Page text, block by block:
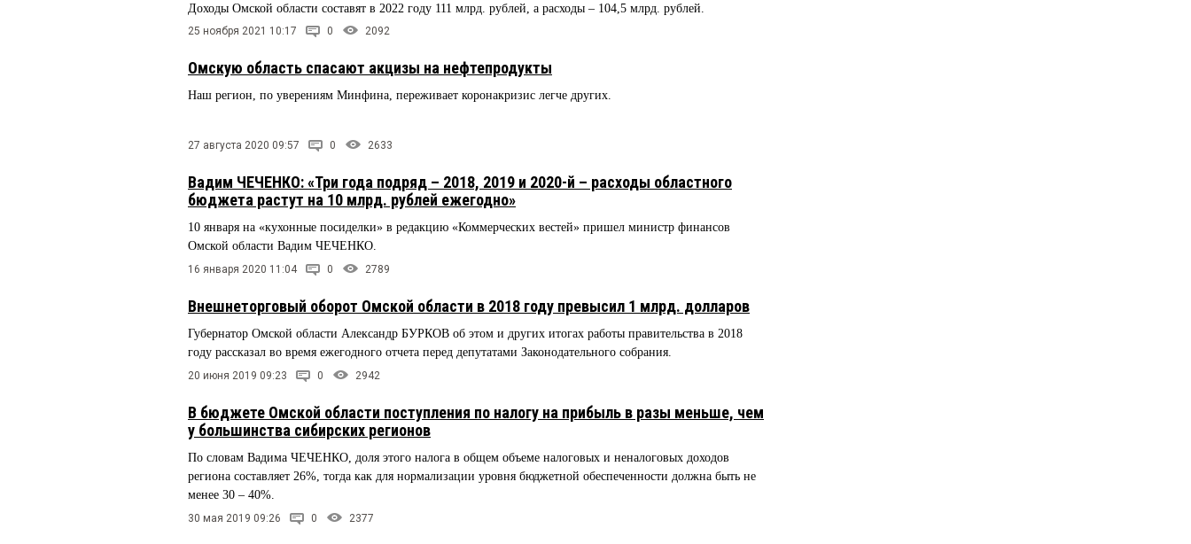
Доходы Омской области составят в 2022 году 111 млрд. рублей, а расходы – 104,5 млрд. рублей.
25 ноября 2021 10:17 0 2092
Омскую область спасают акцизы на нефтепродукты
Наш регион, по уверениям Минфина, переживает коронакризис легче других.
27 августа 2020 09:57 0 2633
Вадим ЧЕЧЕНКО: «Три года подряд – 2018, 2019 и 2020-й – расходы областного
бюджета растут на 10 млрд. рублей ежегодно»
10 января на «кухонные посиделки» в редакцию «Коммерческих вестей» пришел министр финансов
Омской области Вадим ЧЕЧЕНКО.
16 января 2020 11:04 0 2789
Внешнеторговый оборот Омской области в 2018 году превысил 1 млрд. долларов
Губернатор Омской области Александр БУРКОВ об этом и других итогах работы правительства в 2018
году рассказал во время ежегодного отчета перед депутатами Законодательного собрания.
20 июня 2019 09:23 0 2942
В бюджете Омской области поступления по налогу на прибыль в разы меньше, чем
у большинства сибирских регионов
По словам Вадима ЧЕЧЕНКО, доля этого налога в общем объеме налоговых и неналоговых доходов
региона составляет 26%, тогда как для нормализации уровня бюджетной обеспеченности должна быть не
менее 30 – 40%.
30 мая 2019 09:26 0 2377